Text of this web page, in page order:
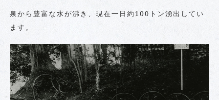
泉から豊富な水が沸き、現在一日約100トン湧出してい
ます。